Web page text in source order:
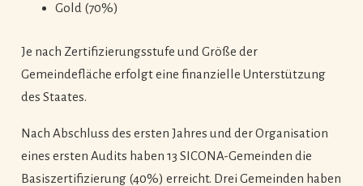
Gold (70%)
Je nach Zertifizierungsstufe und Größe der
Gemeindefläche erfolgt eine finanzielle Unterstützung
des Staates.
Nach Abschluss des ersten Jahres und der Organisation
eines ersten Audits haben 13 SICONA-Gemeinden die
Basiszertifizierung (40%) erreicht. Drei Gemeinden haben